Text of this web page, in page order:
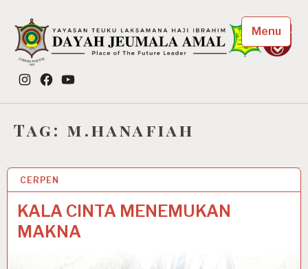
content
Dayah Jeumala Amal
Place of The Future Leader
Instagram
FacebookYouTube
Menu
Tag: m.hanafiah
CERPEN
KALA CINTA MENEMUKAN
MAKNA
22 NOV 2025